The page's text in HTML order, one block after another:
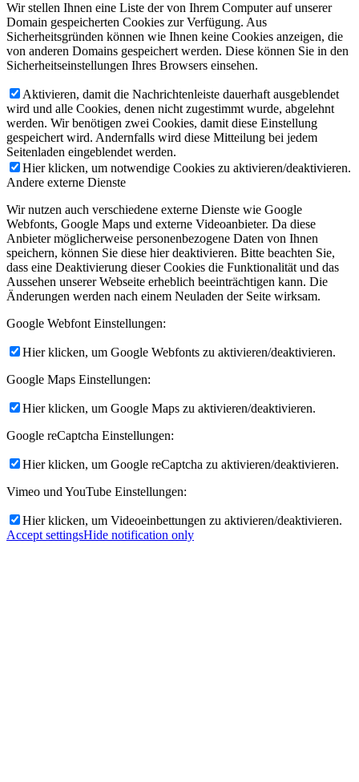
Wir stellen Ihnen eine Liste der von Ihrem Computer auf unserer
Domain gespeicherten Cookies zur Verfügung. Aus
Sicherheitsgründen können wie Ihnen keine Cookies anzeigen, die
von anderen Domains gespeichert werden. Diese können Sie in den
Sicherheitseinstellungen Ihres Browsers einsehen.
Aktivieren, damit die Nachrichtenleiste dauerhaft ausgeblendet
wird und alle Cookies, denen nicht zugestimmt wurde, abgelehnt
werden. Wir benötigen zwei Cookies, damit diese Einstellung
gespeichert wird. Andernfalls wird diese Mitteilung bei jedem
Seitenladen eingeblendet werden.
Hier klicken, um notwendige Cookies zu aktivieren/deaktivieren.
Andere externe Dienste
Wir nutzen auch verschiedene externe Dienste wie Google
Webfonts, Google Maps und externe Videoanbieter. Da diese
Anbieter möglicherweise personenbezogene Daten von Ihnen
speichern, können Sie diese hier deaktivieren. Bitte beachten Sie,
dass eine Deaktivierung dieser Cookies die Funktionalität und das
Aussehen unserer Webseite erheblich beeinträchtigen kann. Die
Änderungen werden nach einem Neuladen der Seite wirksam.
Google Webfont Einstellungen:
Hier klicken, um Google Webfonts zu aktivieren/deaktivieren.
Google Maps Einstellungen:
Hier klicken, um Google Maps zu aktivieren/deaktivieren.
Google reCaptcha Einstellungen:
Hier klicken, um Google reCaptcha zu aktivieren/deaktivieren.
Vimeo und YouTube Einstellungen:
Hier klicken, um Videoeinbettungen zu aktivieren/deaktivieren.
Accept settingsHide notification only